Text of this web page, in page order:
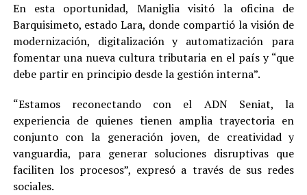
En esta oportunidad, Maniglia visitó la oficina de
Barquisimeto, estado Lara, donde compartió la visión de
modernización, digitalización y automatización para
fomentar una nueva cultura tributaria en el país y “que
debe partir en principio desde la gestión interna”.
“Estamos reconectando con el ADN Seniat, la
experiencia de quienes tienen amplia trayectoria en
conjunto con la generación joven, de creatividad y
vanguardia, para generar soluciones disruptivas que
faciliten los procesos”, expresó a través de sus redes
sociales.